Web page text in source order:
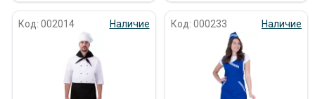
Код: 002014 Наличие Код: 000233 Наличие